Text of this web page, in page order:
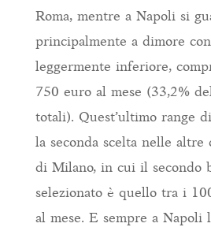
Roma, mentre a Napoli si
principalmente a dimore
leggermente inferiore,
750 euro al mese (33,2%
totali). Quest’ultimo range
la seconda scelta nelle altre
di Milano, in cui il secondo
selezionato è quello tra i
al mese. E sempre a Napoli